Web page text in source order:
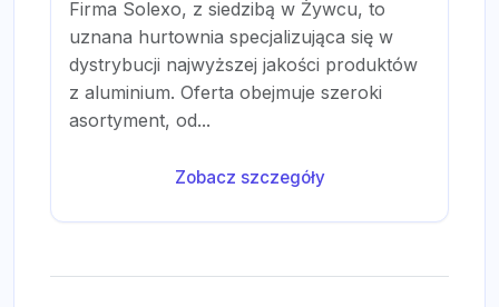
Firma Solexo, z siedzibą w Żywcu, to
uznana hurtownia specjalizująca się w
dystrybucji najwyższej jakości produktów
z aluminium. Oferta obejmuje szeroki
asortyment, od...
Zobacz szczegóły